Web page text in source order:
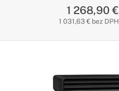
1 268,90 €
1 031,63 € bez DPH